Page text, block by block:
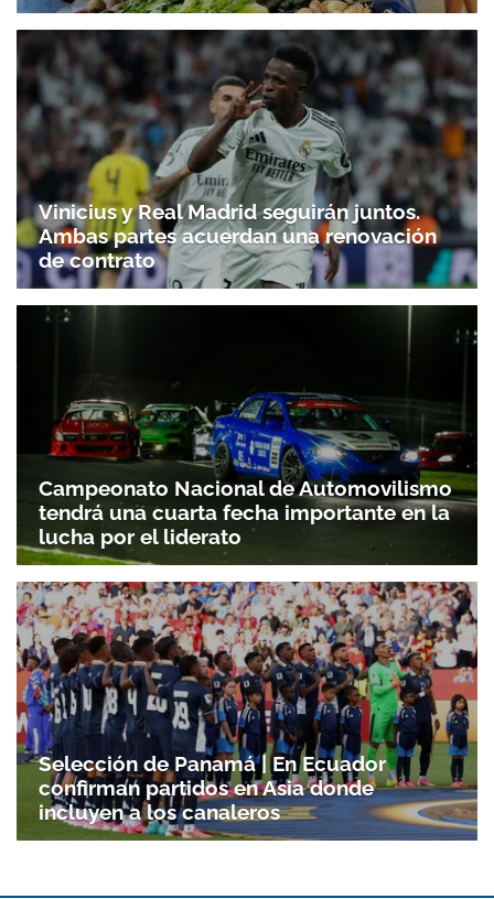
Vinicius y Real Madrid seguirán juntos.
Ambas partes acuerdan una renovación
de contrato
Campeonato Nacional de Automovilismo
tendrá una cuarta fecha importante en la
lucha por el liderato
Selección de Panamá | En Ecuador
confirman partidos en Asia donde
incluyen a los canaleros